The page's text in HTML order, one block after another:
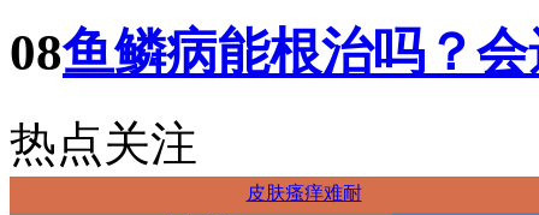
08鱼鳞病能根治吗？
热点关注
皮肤瘙痒难耐